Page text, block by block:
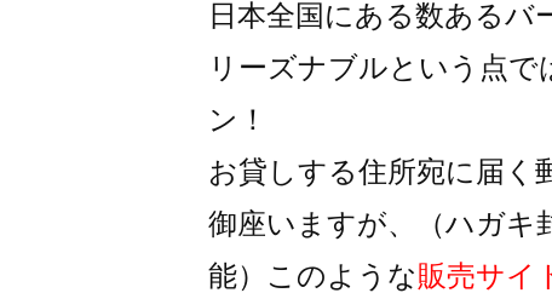
日本全国にある数ある
リーズナブルという点で
ン！
お貸しする住所宛に届く
御座いますが、
（ハガ
能） このような販売サイ